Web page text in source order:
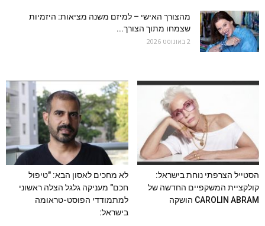
מהצורך האישי – למיזם משנה מציאות: היזמיות
שצמחו מתוך הצורך...
2 באוגוסט 2026
הסטייל הצרפתי נוחת בישראל:
קולקציית המשקפיים החדשה של
CAROLIN ABRAM הושקה
לא מחכים לאסון הבא: "טיפול
חכם" מעניקה גלגל הצלה ראשוני
למתמודדי הפוסט-טראומה
בישראל: